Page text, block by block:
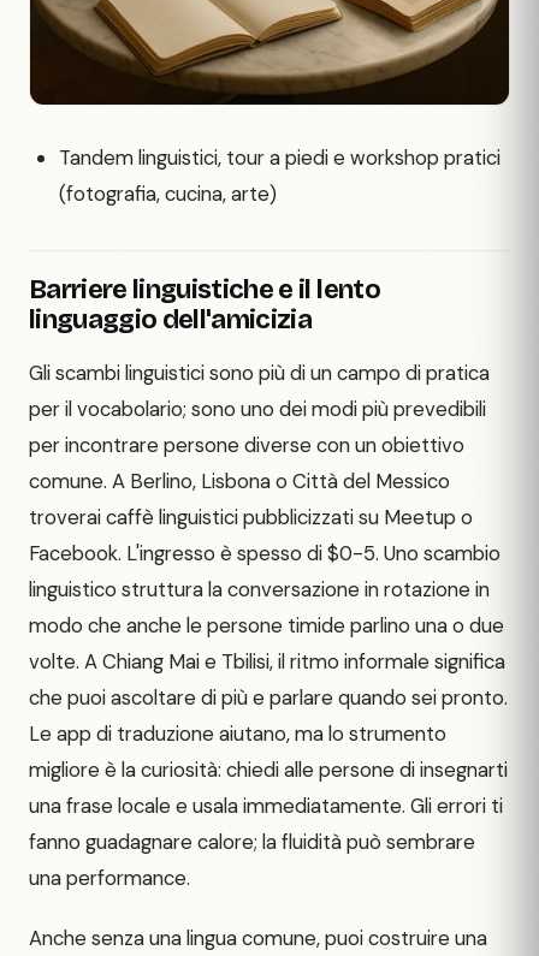
Tandem linguistici, tour a piedi e workshop pratici
(fotografia, cucina, arte)
Barriere linguistiche e il lento
linguaggio dell'amicizia
Gli scambi linguistici sono più di un campo di pratica
per il vocabolario; sono uno dei modi più prevedibili
per incontrare persone diverse con un obiettivo
comune. A Berlino, Lisbona o Città del Messico
troverai caffè linguistici pubblicizzati su Meetup o
Facebook. L'ingresso è spesso di $0-5. Uno scambio
linguistico struttura la conversazione in rotazione in
modo che anche le persone timide parlino una o due
volte. A Chiang Mai e Tbilisi, il ritmo informale significa
che puoi ascoltare di più e parlare quando sei pronto.
Le app di traduzione aiutano, ma lo strumento
migliore è la curiosità: chiedi alle persone di insegnarti
una frase locale e usala immediatamente. Gli errori ti
fanno guadagnare calore; la fluidità può sembrare
una performance.
Anche senza una lingua comune, puoi costruire una